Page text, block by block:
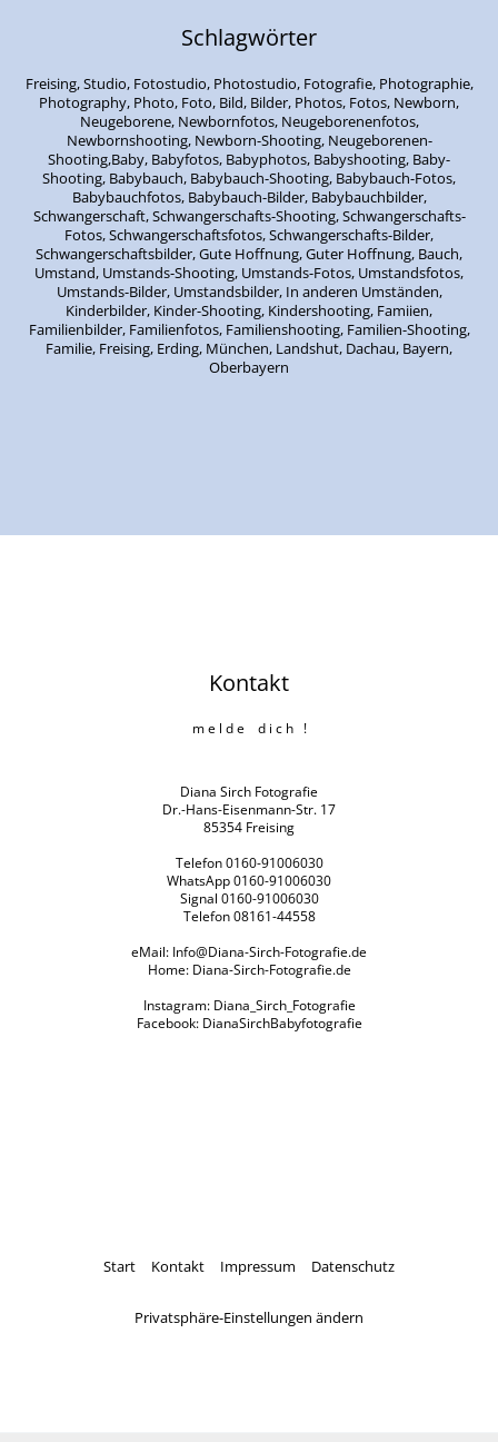
Schlagwörter
Freising, Studio, Fotostudio, Photostudio, Fotografie, Photographie,
Photography, Photo, Foto, Bild, Bilder, Photos, Fotos, Newborn,
Neugeborene, Newbornfotos, Neugeborenenfotos,
Newbornshooting, Newborn-Shooting, Neugeborenen-
Shooting,Baby, Babyfotos, Babyphotos, Babyshooting, Baby-
Shooting, Babybauch, Babybauch-Shooting, Babybauch-Fotos,
Babybauchfotos, Babybauch-Bilder, Babybauchbilder,
Schwangerschaft, Schwangerschafts-Shooting, Schwangerschafts-
Fotos, Schwangerschaftsfotos, Schwangerschafts-Bilder,
Schwangerschaftsbilder, Gute Hoffnung, Guter Hoffnung, Bauch,
Umstand, Umstands-Shooting, Umstands-Fotos, Umstandsfotos,
Umstands-Bilder, Umstandsbilder, In anderen Umständen,
Kinderbilder, Kinder-Shooting, Kindershooting, Famiien,
Familienbilder, Familienfotos, Familienshooting, Familien-Shooting,
Familie, Freising, Erding, München, Landshut, Dachau, Bayern,
Oberbayern
Kontakt
m e l d e d i c h !
Diana Sirch Fotografie
Dr.-Hans-Eisenmann-Str. 17
85354 Freising
Telefon 0160-91006030
WhatsApp 0160-91006030
Signal 0160-91006030
Telefon 08161-44558
eMail: Info@Diana-Sirch-Fotografie.de
Home: Diana-Sirch-Fotografie.de
Instagram: Diana_Sirch_Fotografie
Facebook: DianaSirchBabyfotografie
Start Kontakt Impressum Datenschutz
Privatsphäre-Einstellungen ändern